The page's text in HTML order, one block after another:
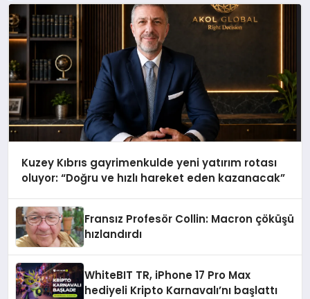
Kuzey Kıbrıs gayrimenkulde yeni yatırım rotası
oluyor: “Doğru ve hızlı hareket eden kazanacak”
Fransız Profesör Collin: Macron çöküşü
hızlandırdı
WhiteBIT TR, iPhone 17 Pro Max
hediyeli Kripto Karnavalı’nı başlattı